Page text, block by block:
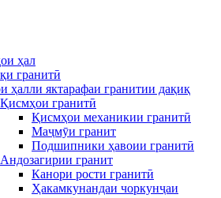
ҳал
гранитӣ
ҳалли яктарафаи гранитии дақиқ
Қисмҳои гранитӣ
Қисмҳои механикии гранитӣ
Маҷмӯи гранит
Подшипники ҳавоии гранитӣ
Андозагирии гранит
Канори рости гранитӣ
Ҳакамкунандаи чоркунҷаи